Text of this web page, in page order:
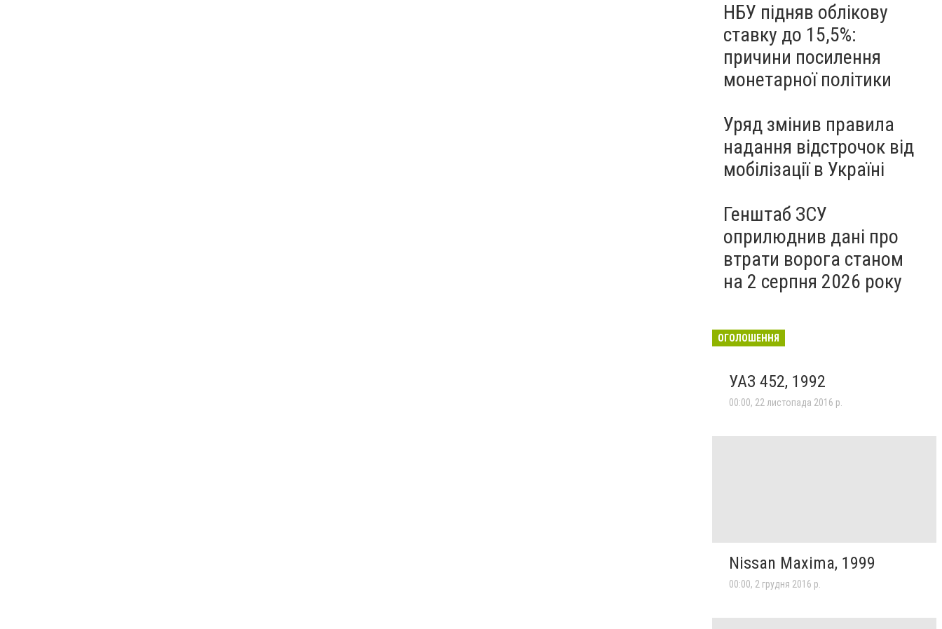
НБУ підняв облікову
ставку до 15,5%:
причини посилення
монетарної політики
Уряд змінив правила
надання відстрочок від
мобілізації в Україні
Генштаб ЗСУ
оприлюднив дані про
втрати ворога станом
на 2 серпня 2026 року
ОГОЛОШЕННЯ
УАЗ 452, 1992
00:00, 22 листопада 2016 р.
Nissan Maxima, 1999
00:00, 2 грудня 2016 р.